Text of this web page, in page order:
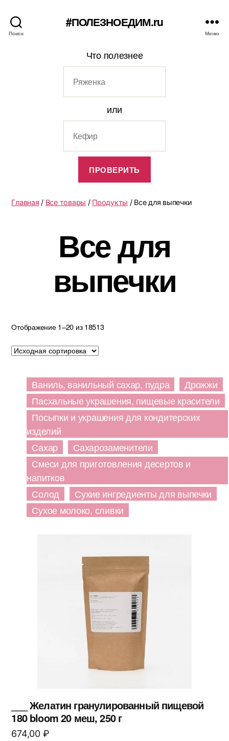
Поиск
#ПОЛЕЗНОЕДИМ.ru
Меню
Что полезнее
или
Главная / Все товары / Продукты / Все для выпечки
Все для
выпечки
Отображение 1–20 из 18513
Ваниль, ванильный сахар, пудра
Дрожжи
Пасхальные украшения, пищевые красители
Посыпки и украшения для кондитерских
изделий
Сахар
Сахарозаменители
Смеси для приготовления десертов и
напитков
Солод
Сухие ингредиенты для выпечки
Сухое молоко, сливки
___ Желатин гранулированный пищевой
180 bloom 20 меш, 250 г
674,00 ₽